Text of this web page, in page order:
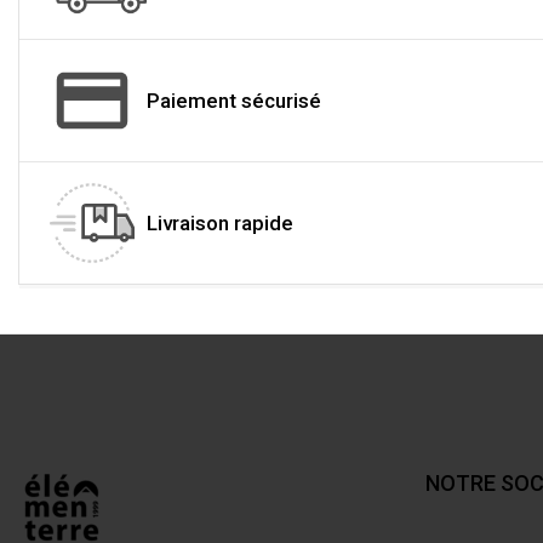
Paiement sécurisé
Livraison rapide
NOTRE